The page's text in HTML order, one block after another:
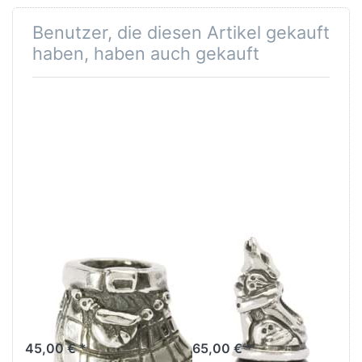
Designer Möbel…
Benutzer, die diesen Artikel gekauft
haben, haben auch gekauft
World Tour
England
Schotten- Kilt
TAGBE-20025
45,00 € *
World Tour
Litauen
Eisenwolf
TAGBE-00015
65,00 € *